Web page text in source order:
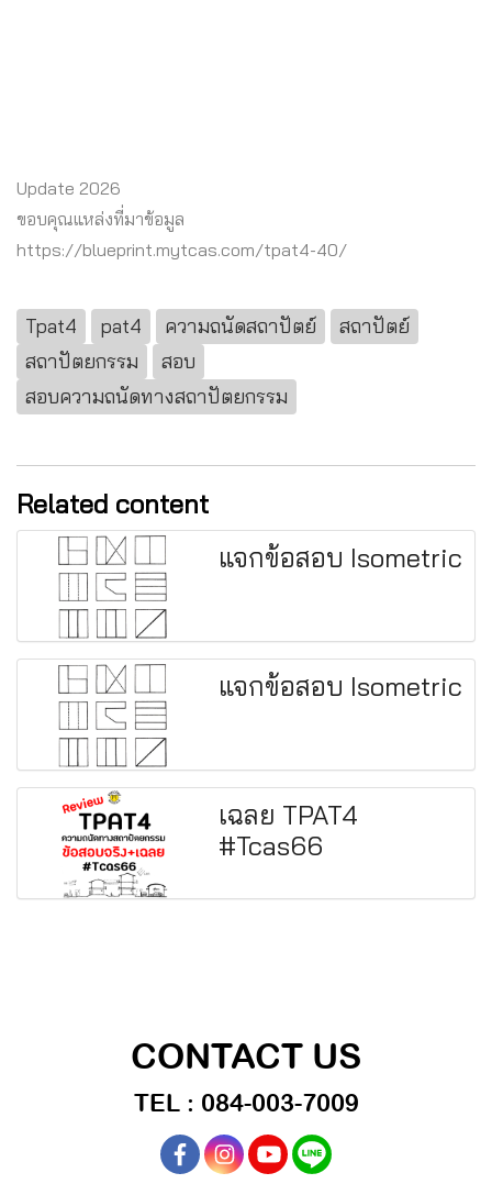
Update 2026
ขอบคุณแหล่งที่มาข้อมูล
https://blueprint.mytcas.com/tpat4-40/
Tpat4 pat4 ความถนัดสถาปัตย์
สถาปัตย์
สถาปัตยกรรม
สอบ
สอบความถนัดทางสถาปัตยกรรม
Related content
แจกข้อสอบ Isometric
แจกข้อสอบ Isometric
เฉลย TPAT4
#Tcas66
CONTACT US
TEL : 084-003-7009